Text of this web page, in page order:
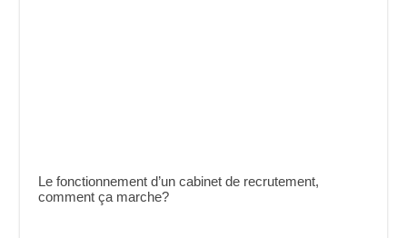
Le fonctionnement d’un cabinet de recrutement,
comment ça marche?